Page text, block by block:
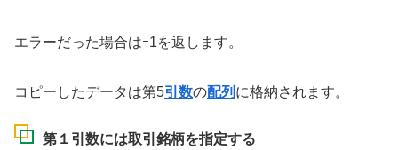
エラーだった場合はｰ1を返します。
コピーしたデータは第5引数の配列 に格納されます。
第１引数には取引銘柄を指定する